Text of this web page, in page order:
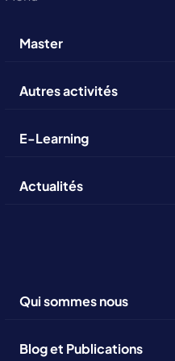
Master
Autres activités
E-Learning
Actualités
Qui sommes nous
Blog et Publications